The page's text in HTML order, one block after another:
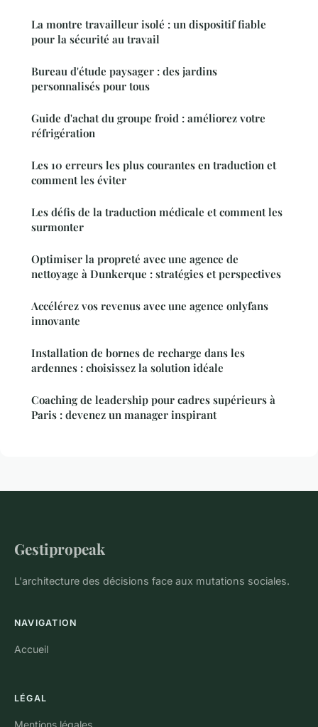
La montre travailleur isolé : un dispositif fiable
pour la sécurité au travail
Bureau d'étude paysager : des jardins
personnalisés pour tous
Guide d'achat du groupe froid : améliorez votre
réfrigération
Les 10 erreurs les plus courantes en traduction et
comment les éviter
Les défis de la traduction médicale et comment les
surmonter
Optimiser la propreté avec une agence de
nettoyage à Dunkerque : stratégies et perspectives
Accélérez vos revenus avec une agence onlyfans
innovante
Installation de bornes de recharge dans les
ardennes : choisissez la solution idéale
Coaching de leadership pour cadres supérieurs à
Paris : devenez un manager inspirant
Gestipropeak
L'architecture des décisions face aux mutations sociales.
NAVIGATION
Accueil
LÉGAL
Mentions légales